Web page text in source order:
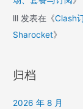
lll 发表在《Clash
Sharocket》
归档
2026 年 8 月